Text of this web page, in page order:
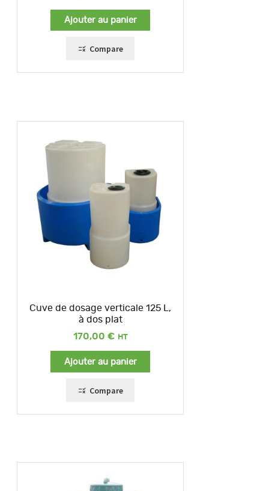
Ajouter au panier
Compare
Cuve de dosage verticale 125 L,
à dos plat
170,00 €
Ajouter au panier
Compare